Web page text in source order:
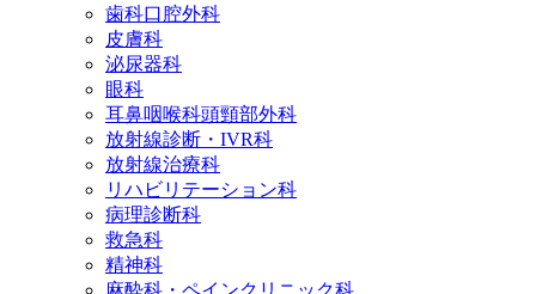
歯科口腔外科
皮膚科
泌尿器科
眼科
耳鼻咽喉科頭頸部外科
放射線診断・IVR科
放射線治療科
リハビリテーション科
病理診断科
救急科
精神科
麻酔科・ペインクリニック科